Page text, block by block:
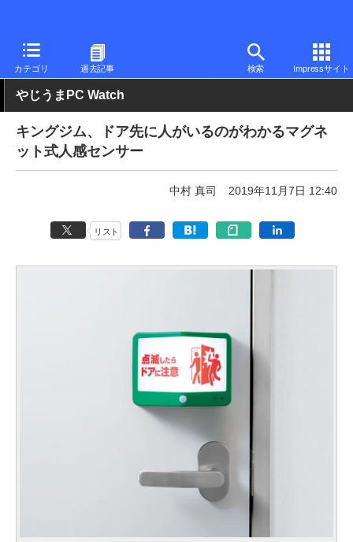
カテゴリ 過去記事 検索 Impressサイト
PC Watch 半導体/周辺機器
やじうまPC Watch
キングジム、ドア先に人がいるのがわかるマグネ
ット式人感センサー
中村 真司 2019年11月7日 12:40
リスト